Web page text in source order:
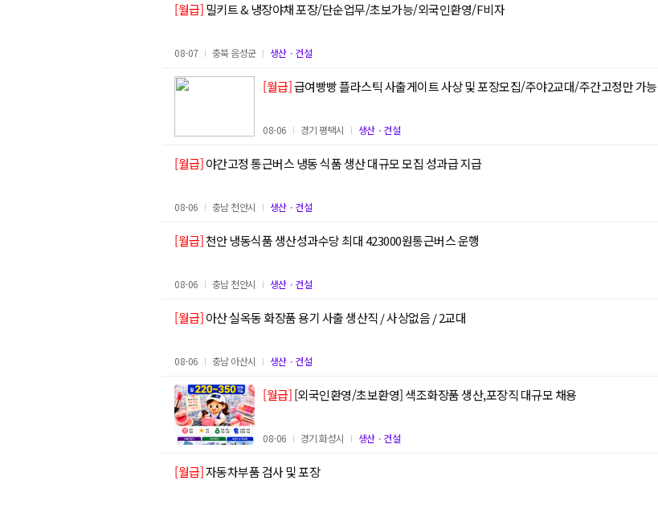
[월급]밀키트 & 냉장야채 포장/단순업무/초보가능/외국인환영/F비자
08-07 충북 음성군 생산ㆍ건설
[월급]급여빵빵 플라스틱 사출게이트 사상 및 포장모집/주야2교대/주간고정만 가능
08-06 경기 평택시 생산ㆍ건설
[월급]야간고정 통근버스 냉동 식품 생산 대규모 모집 성과급 지급
08-06 충남 천안시 생산ㆍ건설
[월급]천안 냉동식품 생산성과수당 최대 423000원통근버스 운행
08-06 충남 천안시 생산ㆍ건설
[월급]아산 실옥동 화장품 용기 사출 생산직 / 사상없음 / 2교대
08-06 충남 아산시 생산ㆍ건설
[월급][외국인환영/초보환영] 색조화장품 생산,포장직 대규모 채용
08-06 경기 화성시 생산ㆍ건설
[월급]자동차부품 검사 및 포장